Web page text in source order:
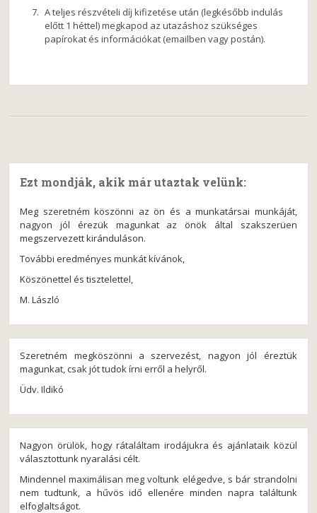
A teljes részvételi díj kifizetése után (legkésőbb indulás
előtt 1 héttel) megkapod az utazáshoz szükséges
papírokat és információkat (emailben vagy postán).
Ezt mondják, akik már utaztak velünk:
Meg szeretném köszönni az ön és a munkatársai munkáját,
nagyon jól érezük magunkat az önök által szakszerüen
megszervezett kiránduláson.
További eredményes munkát kívánok,
Köszönettel és tisztelettel,
M. László
Szeretném megköszönni a szervezést, nagyon jól éreztük
magunkat, csak jót tudok írni erről a helyről.
Üdv. Ildikó
Nagyon örülök, hogy rátaláltam irodájukra és ajánlataik közül
választottunk nyaralási célt.
Mindennel maximálisan meg voltunk elégedve, s bár strandolni
nem tudtunk, a hűvös idő ellenére minden napra találtunk
elfoglaltságot.